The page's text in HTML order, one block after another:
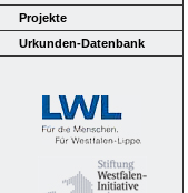
Projekte
Urkunden-Datenbank